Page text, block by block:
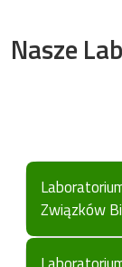
Nasze
Związków
Na